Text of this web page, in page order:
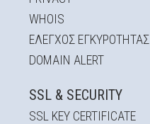
WHOIS
EΛΕΓΧΟΣ ΕΓΚΥΡOΤΗΤΑΣ
DOMAIN ALERT
SSL & SECURITY
SSL KEY CERTIFICATE